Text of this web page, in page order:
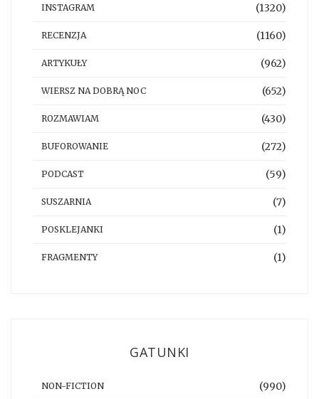
INSTAGRAM (1320)
RECENZJA (1160)
ARTYKUŁY (962)
WIERSZ NA DOBRĄ NOC (652)
ROZMAWIAM (430)
BUFOROWANIE (272)
PODCAST (59)
SUSZARNIA (7)
POSKLEJANKI (1)
FRAGMENTY (1)
GATUNKI
NON-FICTION (990)